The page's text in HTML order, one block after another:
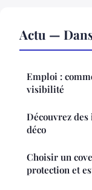
Actu —
Emploi :
visibilité
Découvrez
déco
Choisir un
protection et